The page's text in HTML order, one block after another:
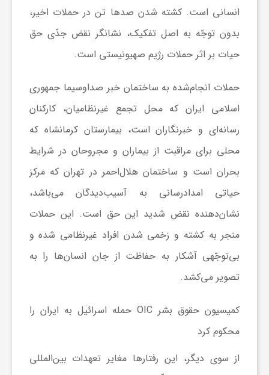
انسانی است. کشته شدن صدها تن در حملات اخیر،
بدون توجّه به اصل تفکیک، نشانگر نقض جدّی حق
حیات بر اثر حملات رژیم صهیونیستی است.
حملات انجام‌شده به ساختمان خبر صداوسیما جمهوری
اسلامی ایران که محل تجمع غیرنظامیان، کارکنان
رسانه‌ای و خبرنگاران است، بیمارستان کرمانشاه که
محلی برای مراقبت از بیماران و مجروحان در شرایط
بحران است و ساختمان هلال‌احمر در تهران که مرکز
حیاتی امدادرسانی به آسیب‌دیدگان می‌باشد،
نشان‌دهنده نقض شدید این حق است. این حملات
منجر به کشته و زخمی شدن افراد غیرنظامی شده و
بی‌توجّهی آشکار به حفاظت از جان انسان‌ها را به
تصویر می‌کشد.
کمیسیون حقوق بشر OIC حمله اسرائیل به ایران را
محکوم کرد
از سوی دیگر، این رفتارها مغایر تعهدات بین‌المللی